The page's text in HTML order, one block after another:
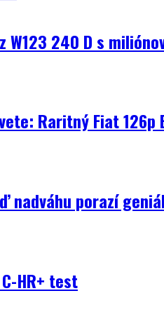
W123 240 D s
Raritný Fiat
nadváhu porazí
HR+ test